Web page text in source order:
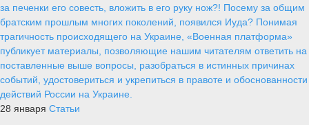
за печенки его совесть, вложить в его руку нож?! Посему за общим
братским прошлым многих поколений, появился Иуда? Понимая
трагичность происходящего на Украине, «Военная платформа»
публикует материалы, позволяющие нашим читателям ответить на
поставленные выше вопросы, разобраться в истинных причинах
событий, удостовериться и укрепиться в правоте и обоснованности
действий России на Украине.
28 января Статьи